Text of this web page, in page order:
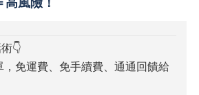
風險！
👇
，免運費、免手續費、通通回饋給